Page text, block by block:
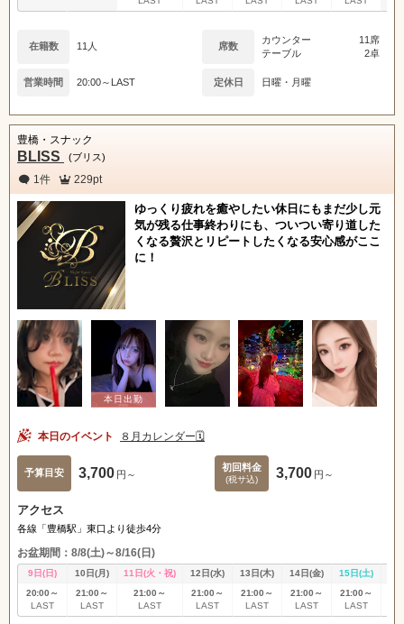
在籍数 11人 席数
カウンター
11席
テーブル
2卓
営業時間 20:00～LAST 定休日 日曜・月曜
豊橋・スナック
BLISS (ブリス)
1件 229pt
ゆっくり疲れを癒やしたい休日にもまだ少し元
気が残る仕事終わりにも、ついつい寄り道した
くなる贅沢とリピートしたくなる安心感がここ
に！
本日のイベント ８月カレンダー🗓️
予算目安 3,700 円～
初回料金
(税サ込) 3,700 円～
アクセス
各線「豊橋駅」東口より徒歩4分
お盆期間：8/8(土)～8/16(日)
9日(日) 10日(月) 11日(火・祝) 12日(水) 13日(木) 14日(金) 15日(土)
20:00～
LAST
21:00～
LAST
21:00～
LAST
21:00～
LAST
21:00～
LAST
21:00～
LAST
21:00～
LAST
女の子ログイン
店舗ログイン
静岡
関西